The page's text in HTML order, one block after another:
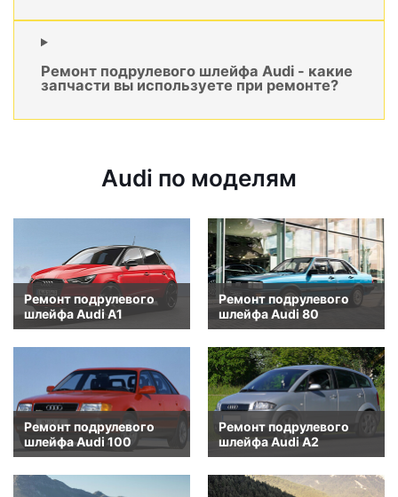
Ремонт подрулевого шлейфа Audi - какие
запчасти вы используете при ремонте?
Audi по моделям
Ремонт подрулевого
шлейфа Audi A1
Ремонт подрулевого
шлейфа Audi 80
Ремонт подрулевого
шлейфа Audi 100
Ремонт подрулевого
шлейфа Audi A2